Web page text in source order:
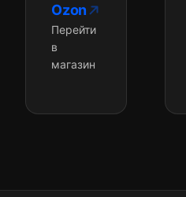
Ozon
Перейти
в
магазин